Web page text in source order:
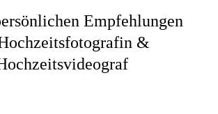
Empfehlungen
&